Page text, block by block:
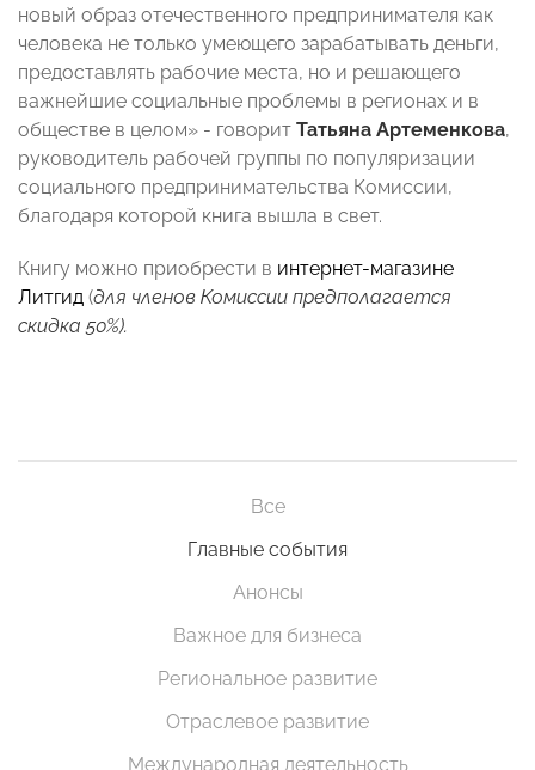
новый образ отечественного предпринимателя как
человека не только умеющего зарабатывать деньги,
предоставлять рабочие места, но и решающего
важнейшие социальные проблемы в регионах и в
обществе в целом» - говорит Татьяна Артеменкова,
руководитель рабочей группы по популяризации
социального предпринимательства Комиссии,
благодаря которой книга вышла в свет.
Книгу можно приобрести в интернет-магазине
Литгид (для членов Комиссии предполагается
скидка 50%).
Все
Главные события
Анонсы
Важное для бизнеса
Региональное развитие
Отраслевое развитие
Международная деятельность